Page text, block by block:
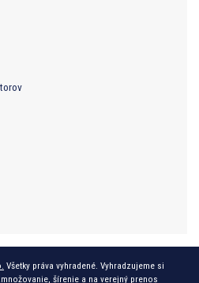
Všetky práva vyhradené. Vyhradzujeme si
šírenie a na verejný prenos